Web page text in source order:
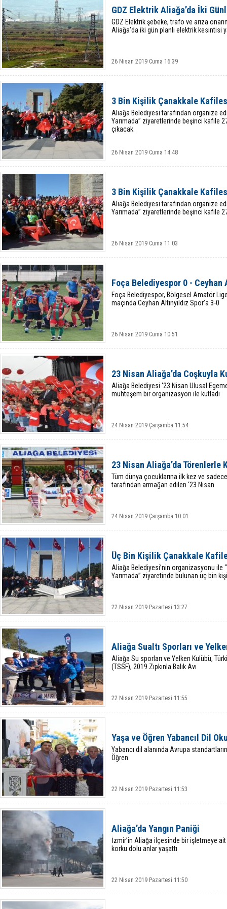
GDZ Elektrik Aliağa’da İki
GDZ Elektrik şebeke, trafo ve arıza
Aliağa’da iki gün planlı elektrik kesintisi
26 Nisan 2019 Cuma 16:39
3 Bin Kişilik Çanakkale
Aliağa Belediyesi tarafından organize
Yarımada” ziyaretlerinde beşinci kafile
çıkacak.
26 Nisan 2019 Cuma 14:48
3 Bin Kişilik Çanakkale
Aliağa Belediyesi tarafından organize
Yarımada” ziyaretlerinde beşinci kafile
26 Nisan 2019 Cuma 11:03
Foça Belediyespor 0 - Ceyhan
Foça Belediyespor, Bölgesel Amatör
maçında Ceyhan Altınyıldız Spor’a 3-0
26 Nisan 2019 Cuma 10:51
23 Nisan Aliağa’da Coşkuyla
Aliağa Belediyesi ‘23 Nisan Ulusal
muhteşem bir organizasyon ile kutladı
24 Nisan 2019 Çarşamba 11:54
23 Nisan Aliağa’da Törenlerle
Tüm dünya çocuklarına ilk kez ve
tarafından armağan edilen ‘23 Nisan
24 Nisan 2019 Çarşamba 10:01
Üç Bin Kişilik Çanakkale
Aliağa Belediyesi’nin organizasyonu ile
Yarımada” ziyaretinde bulunan üç bin
22 Nisan 2019 Pazartesi 13:27
Aliağa Sualtı Sporları ve
Aliağa Su sporları ve Yelken Kulübü,
(TSSF), 2019 Zıpkınla Balık Avı
22 Nisan 2019 Pazartesi 11:55
Yaşa ve Öğren Yabancıl Dil
Yabancı dil alanında Avrupa
Öğren
22 Nisan 2019 Pazartesi 11:53
Aliağa’da Yangın Paniği
İzmir’in Aliağa ilçesinde bir işletmeye
korku dolu anlar yaşattı
22 Nisan 2019 Pazartesi 11:50